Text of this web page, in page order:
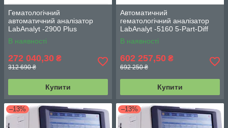
Гематологічний
автоматичний аналізатор
LabAnalyt -2900 Plus
В наявності
272 040,30 ₴
312 690 ₴
Купити
Автоматичний
гематологічний аналізатор
LabAnalyt -5160 5-Part-Diff
В наявності
602 257,50 ₴
692 250 ₴
Купити
–13% –13%